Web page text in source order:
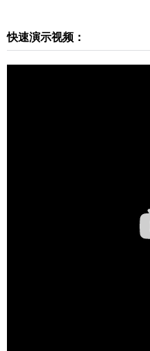
快速演示视频：
看，且加少校微信后还
容已被隐藏，您需要登
需149元，成为VIP会